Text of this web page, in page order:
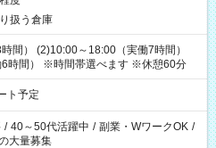
扱う倉庫
間） (2)10:00～18:00（実働7時間）
時間） ※時間帯選べます ※休憩60分
ト予定
/ 40～50代活躍中 / 副業・WワークOK /
大量募集